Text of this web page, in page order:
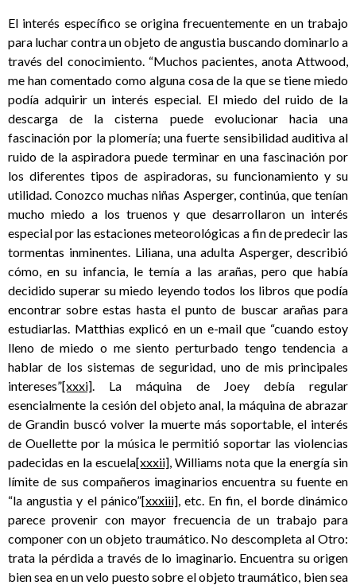
El interés específico se origina frecuentemente en un trabajo
para luchar contra un objeto de angustia buscando dominarlo a
través del conocimiento. “Muchos pacientes, anota Attwood,
me han comentado como alguna cosa de la que se tiene miedo
podía adquirir un interés especial. El miedo del ruido de la
descarga de la cisterna puede evolucionar hacia una
fascinación por la plomería; una fuerte sensibilidad auditiva al
ruido de la aspiradora puede terminar en una fascinación por
los diferentes tipos de aspiradoras, su funcionamiento y su
utilidad. Conozco muchas niñas Asperger, continúa, que tenían
mucho miedo a los truenos y que desarrollaron un interés
especial por las estaciones meteorológicas a fin de predecir las
tormentas inminentes. Liliana, una adulta Asperger, describió
cómo, en su infancia, le temía a las arañas, pero que había
decidido superar su miedo leyendo todos los libros que podía
encontrar sobre estas hasta el punto de buscar arañas para
estudiarlas. Matthias explicó en un e-mail que “cuando estoy
lleno de miedo o me siento perturbado tengo tendencia a
hablar de los sistemas de seguridad, uno de mis principales
intereses”[xxxi]. La máquina de Joey debía regular
esencialmente la cesión del objeto anal, la máquina de abrazar
de Grandin buscó volver la muerte más soportable, el interés
de Ouellette por la música le permitió soportar las violencias
padecidas en la escuela[xxxii], Williams nota que la energía sin
límite de sus compañeros imaginarios encuentra su fuente en
“la angustia y el pánico”[xxxiii], etc. En fin, el borde dinámico
parece provenir con mayor frecuencia de un trabajo para
componer con un objeto traumático. No descompleta al Otro:
trata la pérdida a través de lo imaginario. Encuentra su origen
bien sea en un velo puesto sobre el objeto traumático, bien sea